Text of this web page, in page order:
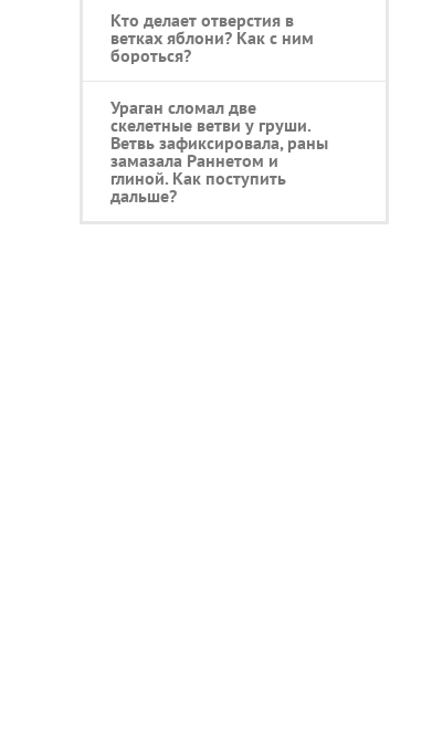
Кто делает отверстия в
ветках яблони? Как с ним
бороться?
Ураган сломал две
скелетные ветви у груши.
Ветвь зафиксировала, раны
замазала Раннетом и
глиной. Как поступить
дальше?